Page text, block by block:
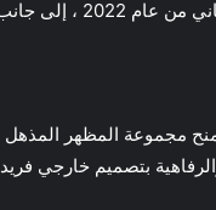
الطلاء الجديد.
بتصميم خارجي